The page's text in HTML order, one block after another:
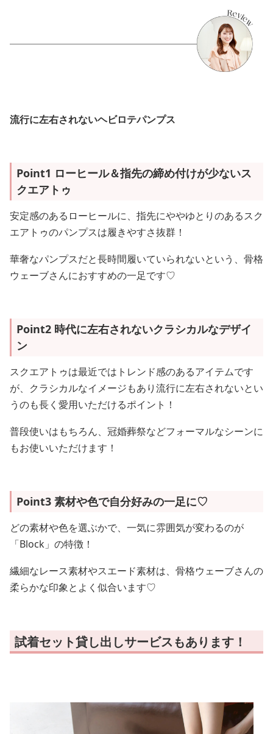
流行に左右されないヘビロテパンプス
Point1 ローヒール＆指先の締め付けが少ないス
クエアトゥ
安定感のあるローヒールに、指先にややゆとりのあるスク
エアトゥのパンプスは履きやすさ抜群！
華奢なパンプスだと長時間履いていられないという、骨格
ウェーブさんにおすすめの一足です♡
Point2 時代に左右されないクラシカルなデザイ
ン
スクエアトゥは最近ではトレンド感のあるアイテムです
が、クラシカルなイメージもあり流行に左右されないとい
うのも長く愛用いただけるポイント！
普段使いはもちろん、冠婚葬祭などフォーマルなシーンに
もお使いいただけます！
Point3 素材や色で自分好みの一足に♡
どの素材や色を選ぶかで、一気に雰囲気が変わるのが
「Block」の特徴！
繊細なレース素材やスエード素材は、骨格ウェーブさんの
柔らかな印象とよく似合います♡
試着セット貸し出しサービスもあります！